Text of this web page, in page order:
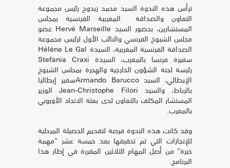
ترأس هذه الندوة السيد محمد زيدوح رئيس مجموعة
التعاون والصداقة المغربية الفرنسية بمجلس
المستشارين، بحضور السيد Hervé Marseille عضو
مجلس الشيوخ الفرنسي والنائب الأول لرئيس مجموعة
الصداقة الفرنسية المغربية، السيدة Hélène Le Gal
سفيرة فرنسا بالمغرب، السيدة Stefania Craxi
رئيسة لجنة الشؤون الخارجية والهجرة بمجلس الشيوخ
الإيطالي، السيد Armando Baruccoسفير إيطاليا
بالرباط، والسيد Jean-Christophe Filori الوزير
المستشار المكلف بالتعاون لدى بعثة الاتحاد الأوروبي
بالمغرب.
وقد كانت هذه الندوة فرصة لتقديم الحصيلة المرحلية
للإنجازات التي تم تحقيقها بعد خمسة عشر "مهمة
خبرة" من أصل المهام الثلاثين المقررة في إطار هذا
البرنامج.